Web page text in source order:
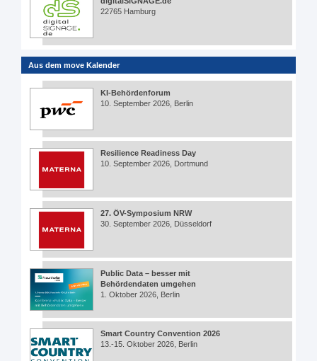
22765 Hamburg
Aus dem move Kalender
KI-Behördenforum
10. September 2026, Berlin
Resilience Readiness Day
10. September 2026, Dortmund
27. ÖV-Symposium NRW
30. September 2026, Düsseldorf
Public Data – besser mit
Behördendaten umgehen
1. Oktober 2026, Berlin
Smart Country Convention 2026
13.-15. Oktober 2026, Berlin